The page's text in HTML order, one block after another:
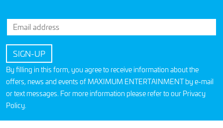
By filling in this form, you agree to receive information about the
offers, news and events of MAXIMUM ENTERTAINMENT by e-mail
or text messages. For more information please refer to our Privacy
Policy.